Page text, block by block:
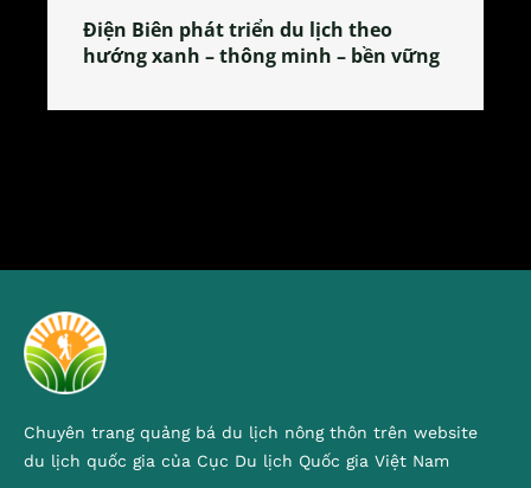
Làng làm bánh tẻ Phú Nhi – nơi lan
tỏa đặc sản xứ Đoài
Chuyên trang quảng bá du lịch nông thôn trên website
du lịch quốc gia của Cục Du lịch Quốc gia Việt Nam